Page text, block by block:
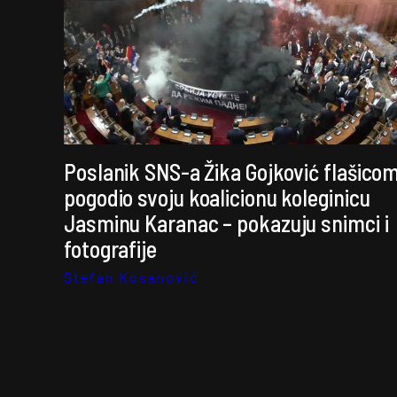
Poslanik SNS-a Žika Gojković
pogodio svoju koalicionu koleginicu
Jasminu Karanac – pokazuju snimci i
fotografije
Stefan Kosanović